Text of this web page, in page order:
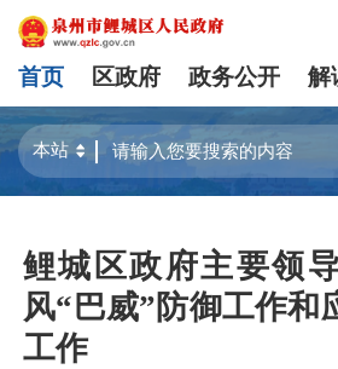
首页 区政府 政务公开 解
鲤城区政府主要领
风“巴威”防御工作和
工作